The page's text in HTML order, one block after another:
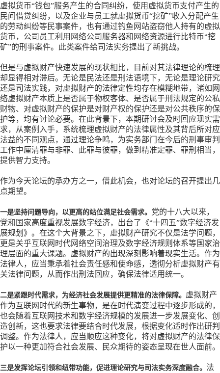
虚拟货币“钱包”服务产生的合同纠纷，使用虚拟货币支付产生的
民间借贷纠纷，以及企业与员工就虚拟货币“挖矿”收入分配产生
的劳动纠纷等民事案件，也有通过钓鱼网站盗窃他人持有的虚拟
货币，公司员工利用网络公司服务器和网络资源进行比特币“挖
矿”的刑事案件。此类案件给司法实务提出了新挑战。
但是与虚拟财产快速发展的现状相比，目前对其法律理论的梳理
却显得相对滞后。无论是民法还是刑法语境下，无论是理论研究
还是司法实践，对虚拟财产的法律定性均存在模糊地带，诸如网
络虚拟财产本质上是否属于物权客体、是否属于刑法规定的公私
财物、对虚拟财产的保护是对财产权的保护还是对公共秩序的保
护等，均有讨论必要。在此背景下，本期研讨会及时回应现实需
求，从案例入手，系统梳理虚拟财产的法律属性及其背后所对应
法益的不同观点，通过理论争鸣，为实务部门在今后的刑事审判
工作中厘清罪与非罪、此罪与彼罪，做到精准定罪、罪刑相当，
提供智力支持。
作为今天论坛的承办方之一，借此机会，也对论坛的召开提出几
点期望。
一是坚持问题导向，以更高的站位满足社会需求。 党的十八大以来，
党和国家高度重视发展数字经济，出台了《“十四五”数字经济发
展规划》。在这个大背景之下，虚拟财产研究不仅是法学问题，
更是关乎互联网时代网络空间治理及数字经济规则体系等国家治
理层面的重大课题。虚拟财产的出现深刻影响着现实生活。作为
法律人，应当秉承着社会责任感和使命感，透彻分析虚拟财产有
关法律问题，从而作出刑法回应，确保法律适用统一。
二是紧跟时代需求，为经济社会发展提供更精准的法律保障。 虚拟财产
作为互联网时代的新生事物，是在时代演变过程中逐步形成的，
也会随着互联网技术和数字经济规模的发展进一步发展变化、创
造创新，这也要求法律要结合时代发展，根据变化适时作出研判
调整。作为法律人，应当顺应这种变化，将对虚拟财产的法律保
护以一种更加符合社会发展、民众期待的姿态呈现在世人面前。
三是发挥论坛引领和纽带功能，促进理论研究与司法实务深度融合。 法